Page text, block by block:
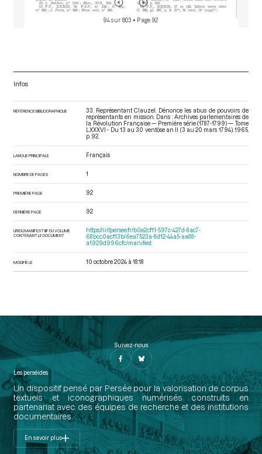
94 sur 803 • Page 92
Infos
RÉFÉRENCE BIBLIOGRAPHIQUE
33. Représentant Clauzel. Dénonce les abus de pouvoirs de
représentants en mission. Dans : Archives parlementaires de
la Révolution Française — Première série (1787-1799) — Tome
LXXXVI - Du 13 au 30 ventôse an II (3 au 20 mars 1794). 1965.
p. 92.
LANGUE PRINCIPALE Français
NOMBRE DE PAGES 1
PREMIÈRE PAGE 92
DERNIÈRE PAGE 92
URI DU MANIFEST IIIF DU VOLUME
CONTENANT LE DOCUMENT
https://iiif.persee.fr/b0e2cf11-597c-427d-8ac7-
68bcc0acf13b/6ea7523a-8d12-44a5-aa88-
a1929d996cfc/manifest
MODIFIÉ LE 10 octobre 2024 à 18:18
Suivez-nous
Les perséides
Un dispositif pensé par Persée pour la valorisation de corpus
textuels et iconographiques numérisés construits en
partenariat avec des équipes de recherche et des institutions
documentaires.
En savoir plus